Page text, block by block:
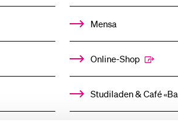
Mensa
Online-Shop
Studiladen & Café